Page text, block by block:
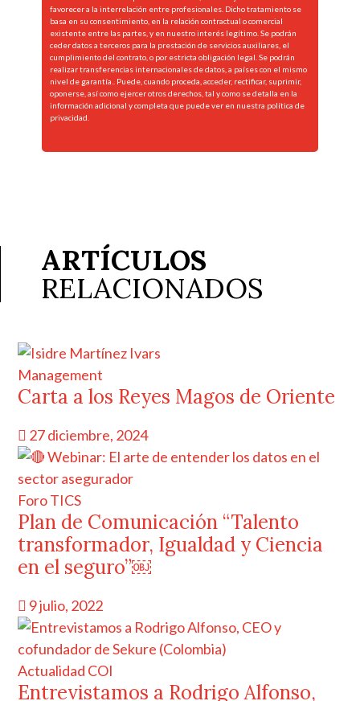
favorecer a la interrelación entre profesionales. Dicho tratamiento se
basa en su consentimiento, en la relación contractual o comercial
existente entre las partes, y en nuestro interés legítimo. Se podrán
ceder datos a terceros para la prestación de servicios auxiliares, el
cumplimiento del contrato, o por estricta obligación legal. Se podrán
realizar transferencias internacionales de datos, a países con el mismo
nivel de garantía.. Puede, cuando proceda, acceder, rectificar, suprimir,
oponerse, así como ejercer otros derechos, tal y como se detalla en la
información adicional y completa que puede ver en nuestra política de
privacidad.
ARTÍCULOS
RELACIONADOS
Management
Carta a los Reyes Magos de Oriente
27 diciembre, 2024
Foro TICS
Plan de Comunicación “Talento
transformador, Igualdad y Ciencia
en el seguro”￼
9 julio, 2022
Actualidad COI
Entrevistamos a Rodrigo Alfonso,